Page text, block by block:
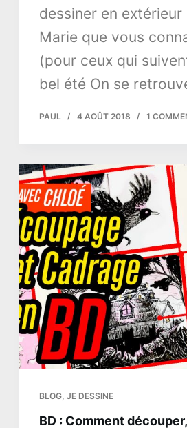
dessiner en extérieur
Marie que vous
(pour ceux qui
bel été On se
PAUL 4 AOÛT 2018 1
BLOG, JE DESSINE
BD : Comment